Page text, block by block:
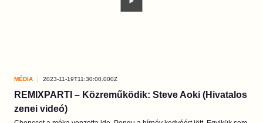
MÉDIA 2023-11-19T11:30:00.000Z
REMIXPARTI – Közreműködik: Steve Aoki (Hivatalos
zenei videó)